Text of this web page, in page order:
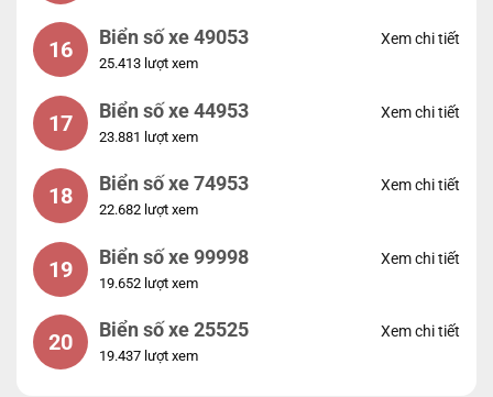
16 Biển số xe 49053
25.413 lượt xem
Xem chi tiết
17 Biển số xe 44953
23.881 lượt xem
Xem chi tiết
18 Biển số xe 74953
22.682 lượt xem
Xem chi tiết
19 Biển số xe 99998
19.652 lượt xem
Xem chi tiết
20 Biển số xe 25525
19.437 lượt xem
Xem chi tiết